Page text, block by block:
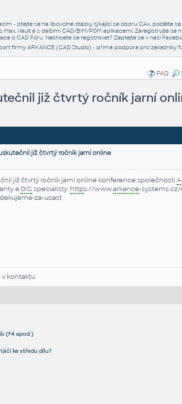
- ptejte se na libovolné otázky týkající se oboru CAx, podělte
Max, Vault a s dalšími CAD/BIM/PDM aplikacemi. Zaregistrujte
o CAD Fóru. Nechcete se registrovat? Zeptejte se v naší
firmy ARKANCE (CAD Studio) - přímá podpora pro zákazníky
FAQ
již čtvrtý ročník jarní
již čtvrtý ročník jarní online
již čtvrtý ročník jarní online konference společnosti
a GIS specialisty: https://www.arkance-
za-ucast
kontaktu
(F4 apod.)
ke středu dílu?